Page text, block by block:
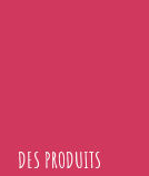
DES PRODUITS